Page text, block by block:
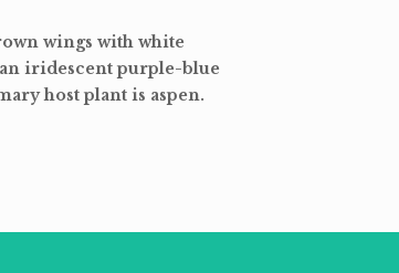
wings with white
an iridescent purple-blue
host plant is aspen.